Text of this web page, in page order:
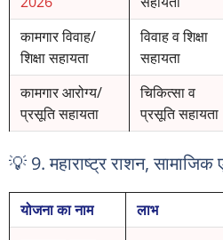
कामगार विवाह/
शिक्षा सहायता
विवाह व शिक्षा
सहायता
कामगार आरोग्य/
प्रसूति सहायता
चिकित्सा व
प्रसूति सहायता
💡 9. महाराष्ट्र राशन, सामाजिक
योजना का नाम लाभ